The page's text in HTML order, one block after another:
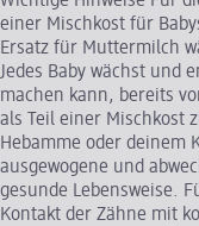
einer Mischkost für
Ersatz für Muttermilch
Jedes Baby wächst und
machen kann, bereits
als Teil einer Mischkost
Hebamme oder deinem
ausgewogene und
gesunde Lebensweise.
Kontakt der Zähne mit